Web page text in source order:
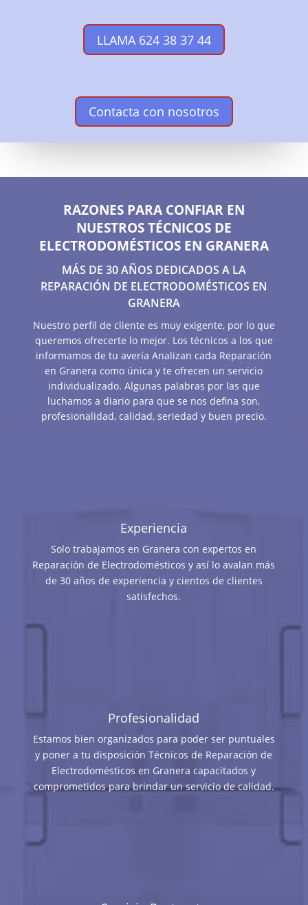
LLAMA 624 38 37 44
Contacta con nosotros
RAZONES PARA CONFIAR EN
NUESTROS TÉCNICOS DE
ELECTRODOMÉSTICOS EN GRANERA
MÁS DE 30 AÑOS DEDICADOS A LA
REPARACIÓN DE ELECTRODOMÉSTICOS EN
GRANERA
Nuestro perfil de cliente es muy exigente, por lo que
queremos ofrecerte lo mejor. Los técnicos a los que
informamos de tu avería Analizan cada Reparación
en Granera como única y te ofrecen un servicio
individualizado. Algunas palabras por las que
luchamos a diario para que se nos defina son,
profesionalidad, calidad, seriedad y buen precio.
Experiencia
Solo trabajamos en Granera con expertos en
Reparación de Electrodomésticos y así lo avalan más
de 30 años de experiencia y cientos de clientes
satisfechos.
Profesionalidad
Estamos bien organizados para poder ser puntuales
y poner a tu disposición Técnicos de Reparación de
Electrodomésticos en Granera capacitados y
comprometidos para brindar un servicio de calidad.